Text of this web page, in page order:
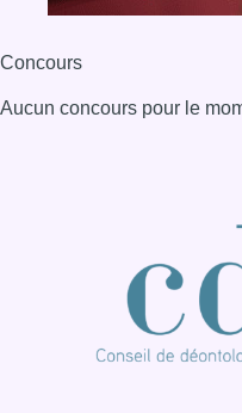
Concours
Aucun concours pour le